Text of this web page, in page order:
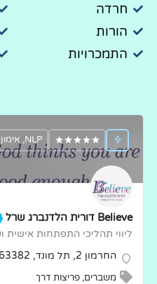
חרדה
הורות
התמכרויות
Believe דורית הלדנברג שרל
ליווי תהליכי התפתחות אישית
החרמון 2, תל מונד, 4063382, ישראל
משברים, פריצות דרך
NLP, אימון עסקי, אימון אישי